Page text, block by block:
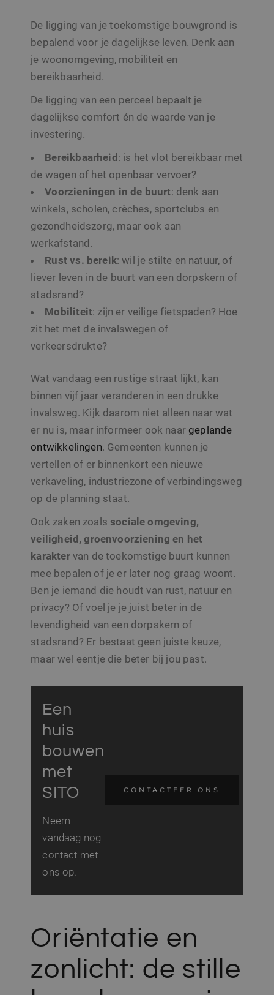
De ligging van je toekomstige bouwgrond is
bepalend voor je dagelijkse leven. Denk aan
je woonomgeving, mobiliteit en
bereikbaarheid.
De ligging van een perceel bepaalt je
dagelijkse comfort én de waarde van je
investering.
Bereikbaarheid: is het vlot bereikbaar met
de wagen of het openbaar vervoer?
Voorzieningen in de buurt: denk aan
winkels, scholen, crèches, sportclubs en
gezondheidszorg, maar ook aan
werkafstand.
Rust vs. bereik: wil je stilte en natuur, of
liever leven in de buurt van een dorpskern of
stadsrand?
Mobiliteit: zijn er veilige fietspaden? Hoe
zit het met de invalswegen of
verkeersdrukte?
Wat vandaag een rustige straat lijkt, kan
binnen vijf jaar veranderen in een drukke
invalsweg. Kijk daarom niet alleen naar wat
er nu is, maar informeer ook naar geplande
ontwikkelingen. Gemeenten kunnen je
vertellen of er binnenkort een nieuwe
verkaveling, industriezone of verbindingsweg
op de planning staat.
Ook zaken zoalssociale omgeving,
veiligheid, groenvoorziening en het
karaktervan de toekomstige buurt kunnen
mee bepalen of je er later nog graag woont.
Ben je iemand die houdt van rust, natuur en
privacy? Of voel je je juist beter in de
levendigheid van een dorpskern of
stadsrand? Er bestaat geen juiste keuze,
maar wel eentje die beter bij jou past.
Een
huis
bouwen
met
SITO
Neem
vandaag nog
contact met
ons op.
CONTACTEER ONS
Oriëntatie en
zonlicht: de stille